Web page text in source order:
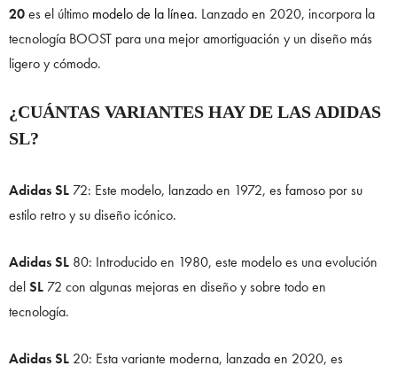
20es el último modelo de la línea. Lanzado en 2020, incorpora la
tecnología BOOST para una mejor amortiguación y un diseño más
ligero y cómodo.
¿CUÁNTAS VARIANTES HAY DE LAS ADIDAS
SL?
Adidas SL 72: Este modelo, lanzado en 1972, es famoso por su
estilo retro y su diseño icónico.
Adidas SL 80: Introducido en 1980, este modelo es una evolución
delSL 72 con algunas mejoras en diseño y sobre todo en
tecnología.
Adidas SL 20: Esta variante moderna, lanzada en 2020, es